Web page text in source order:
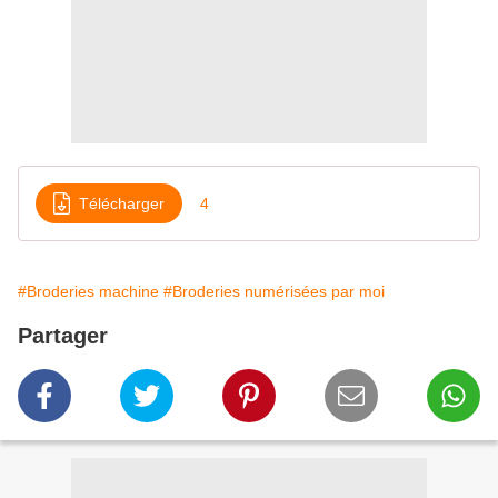
Télécharger 4
#Broderies machine #Broderies numérisées par moi
Partager